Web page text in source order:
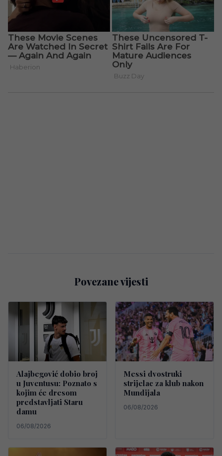
Povezane vijesti
Alajbegović dobio broj
u Juventusu: Poznato s
kojim će dresom
predstavljati Staru
damu
06/08/2026
Messi dvostruki
strijelac za klub nakon
Mundijala
06/08/2026